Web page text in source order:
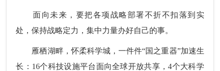
面向未来，要把各项战略部署不折不扣落到实
处，保持战略定力，集中力量办好自己的事。
雁栖湖畔，怀柔科学城，一件件“国之重器”加速生
长：16个科技设施平台面向全球开放共享，4个大科学